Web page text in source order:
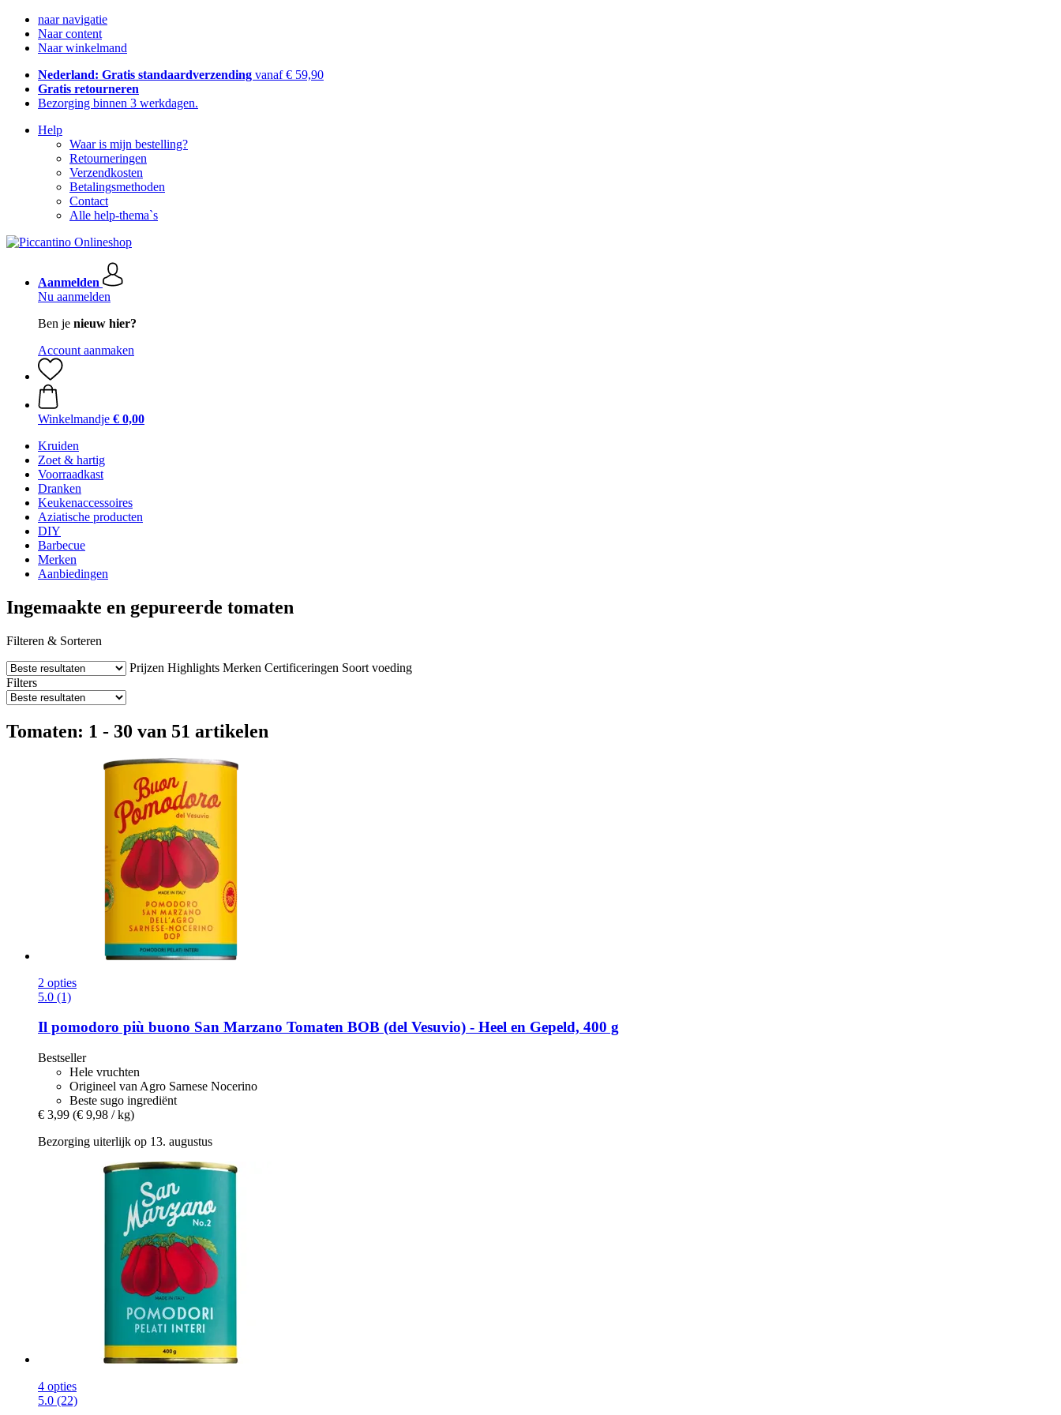
naar navigatie
Naar content
Naar winkelmand
Nederland: Gratis standaardverzending vanaf € 59,90
Gratis retourneren
Bezorging binnen 3 werkdagen.
Help
Waar is mijn bestelling?
Retourneringen
Verzendkosten
Betalingsmethoden
Contact
Alle help-thema`s
Aanmelden
Nu aanmelden
Ben je nieuw hier?
Account aanmaken
Winkelmandje € 0,00
Kruiden
Zoet & hartig
Voorraadkast
Dranken
Keukenaccessoires
Aziatische producten
DIY
Barbecue
Merken
Aanbiedingen
Ingemaakte en gepureerde tomaten
Filteren & Sorteren
Prijzen Highlights Merken Certificeringen Soort voeding
Filters
Tomaten: 1 - 30 van 51 artikelen
2 opties
5.0 (1)
Il pomodoro più buono San Marzano Tomaten BOB (del Vesuvio) -​ Heel en Gepeld, 400 g
Bestseller
Hele vruchten
Origineel van Agro Sarnese Nocerino
Beste sugo ingrediënt
€ 3,99 (€ 9,98 / kg)
Bezorging uiterlijk op 13. augustus
4 opties
5.0 (22)